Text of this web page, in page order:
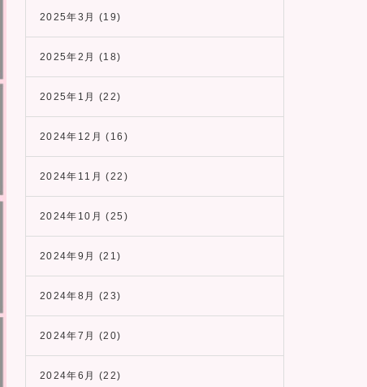
2025年3月 (19)
2025年2月 (18)
2025年1月 (22)
2024年12月 (16)
2024年11月 (22)
2024年10月 (25)
2024年9月 (21)
2024年8月 (23)
2024年7月 (20)
2024年6月 (22)